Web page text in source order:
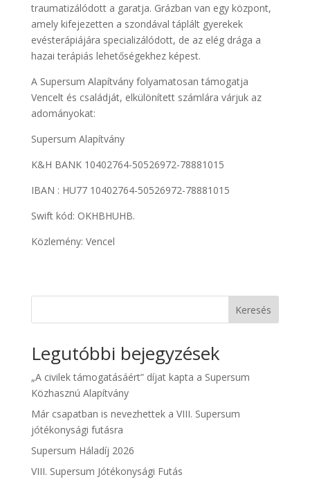
traumatizálódott a garatja. Grázban van egy központ,
amely kifejezetten a szondával táplált gyerekek
evésterápiájára specializálódott, de az elég drága a
hazai terápiás lehetőségekhez képest.
A Supersum Alapítvány folyamatosan támogatja
Vencelt és családját, elkülönített számlára várjuk az
adományokat:
Supersum Alapítvány
K&H BANK 10402764-50526972-78881015
IBAN : HU77 10402764-50526972-78881015
Swift kód: OKHBHUHB.
Közlemény: Vencel
Keresés
Legutóbbi bejegyzések
„A civilek támogatásáért” díjat kapta a Supersum
Közhasznú Alapítvány
Már csapatban is nevezhettek a VIII. Supersum
jótékonysági futásra
Supersum Háladíj 2026
VIII. Supersum Jótékonysági Futás